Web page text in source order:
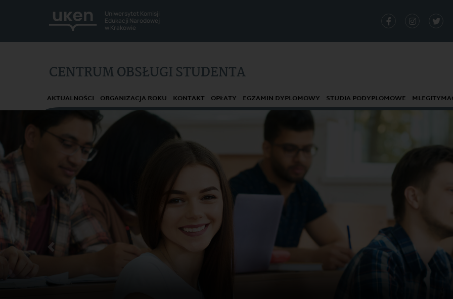
Uniwersytet Komisji
Edukacji Narodowej
w Krakowie
CENTRUM OBSŁUGI STUDENTA
AKTUALNOŚCI ORGANIZACJA ROKU KONTAKT OPŁATY EGZAMIN DYPLOMOWY STUDIA PODYPLOMOWE
Poprzedni slajd